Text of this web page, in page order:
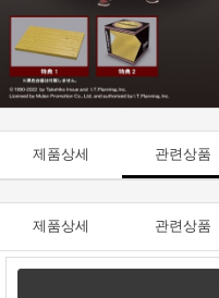
제품상세 관련상품
제품상세 관련상품